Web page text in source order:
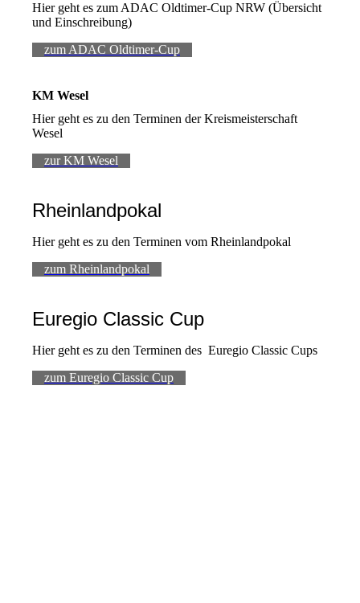
Hier geht es zum ADAC Oldtimer-Cup NRW (Übersicht
und Einschreibung)
zum ADAC Oldtimer-Cup
KM Wesel
Hier geht es zu den Terminen der Kreismeisterschaft
Wesel
zur KM Wesel
Rheinlandpokal
Hier geht es zu den Terminen vom Rheinlandpokal
zum Rheinlandpokal
Euregio Classic Cup
Hier geht es zu den Terminen des Euregio Classic Cups
zum Euregio Classic Cup